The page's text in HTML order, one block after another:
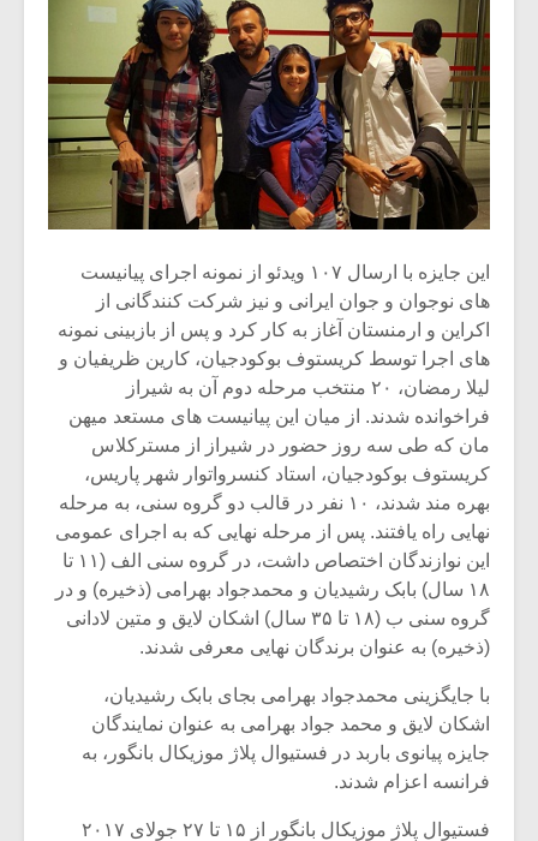
این جایزه با ارسال ۱۰۷ ویدئو از نمونه اجراى پیانیست
هاى نوجوان و جوان ایرانى و نیز شرکت کنندگانى از
اکراین و ارمنستان آغاز به کار کرد و پس از بازبینى نمونه
هاى اجرا توسط کریستوف بوکودجیان، کارین ظریفیان و
لیلا رمضان، ۲۰ منتخب مرحله دوم آن به شیراز
فراخوانده شدند. از میان این پیانیست هاى مستعد میهن
مان که طى سه روز حضور در شیراز از مسترکلاس
کریستوف بوکودجیان، استاد کنسرواتوار شهر پاریس،
بهره مند شدند، ۱۰ نفر در قالب دو گروه سنى، به مرحله
نهایى راه یافتند. پس از مرحله نهایى که به اجراى عمومى
این نوازندگان اختصاص داشت، در گروه سنى الف (۱۱ تا
۱۸ سال) بابک رشیدیان و محمدجواد بهرامى (ذخیره) و در
گروه سنى ب (۱۸ تا ۳۵ سال) اشکان لایق و متین لادانى
(ذخیره) به عنوان برندگان نهایى معرفى شدند.
با جایگزینى محمدجواد بهرامى بجاى بابک رشیدیان،
اشکان لایق و محمد جواد بهرامى به عنوان نمایندگان
جایزه پیانوى باربد در فستیوال پلاژ موزیکال بانگور، به
فرانسه اعزام شدند.
فستیوال پلاژ موزیکال بانگور از ۱۵ تا ۲۷ جولاى ۲۰۱۷
میکلوش روژا
یادداشتی بر موسیقی
متن فیلم «متری
شیش و نیم»
اگر نمی توانی
مشهورترین باشی،
بدنام ترین باش
موسیقی
موسیقی
سکانسی